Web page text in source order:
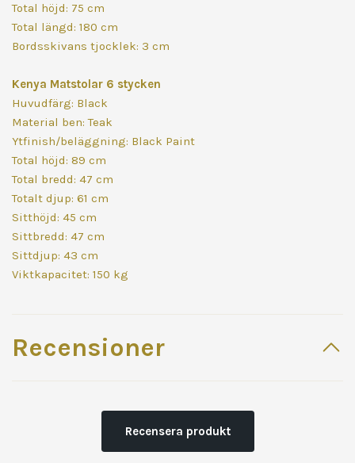
Total höjd: 75 cm
Total längd: 180 cm
Bordsskivans tjocklek: 3 cm
Kenya Matstolar 6 stycken
Huvudfärg: Black
Material ben: Teak
Ytfinish/beläggning: Black Paint
Total höjd: 89 cm
Total bredd: 47 cm
Totalt djup: 61 cm
Sitthöjd: 45 cm
Sittbredd: 47 cm
Sittdjup: 43 cm
Viktkapacitet: 150 kg
Recensioner
Recensera produkt